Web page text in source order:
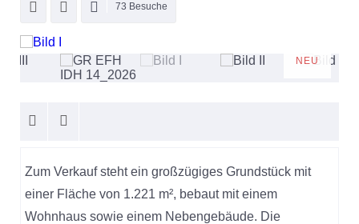
73 Besuche
NEU
Zum Verkauf steht ein großzügiges Grundstück mit
einer Fläche von 1.221 m², bebaut mit einem
Wohnhaus sowie einem Nebengebäude. Die